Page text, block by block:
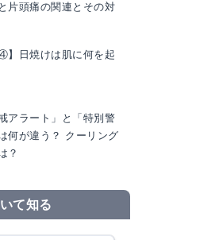
片頭痛の関連とその対
】日焼けは肌に何を起
アラート」と「特別警
何が違う？ クーリング
？
て知る